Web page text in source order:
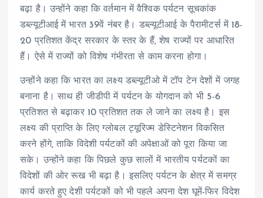
बढ़ा है। उन्होंने कहा कि वर्तमान में वैश्विक पर्यटन सूचकांक
डब्ल्यूटीआई में भारत 39वें नंबर है। डब्ल्यूटीआई के पैरामीटर्स में 18-
20 प्रतिशत केंद्र सरकार के स्तर के हैं, शेष राज्यों पर आधारित
हैं। ऐसे में राज्यों को विशेष गंभीरता से काम करना होगा।
उन्होंने कहा कि भारत का लक्ष्य डब्ल्यूटीओ में टॉप टेन देशों में जगह
बनाना है। साथ ही जीडीपी में पर्यटन के योगदान को भी 5-6
प्रतिशत से बढ़ाकर 10 प्रतिशत तक ले जाने का लक्ष्य है। इस
लक्ष्य की प्राप्ति के लिए ग्लोबल ट्यूरिज्म डेस्टिनेशन विकसित
करने होंगे, ताकि विदेशी पर्यटकों की अपेक्षाओं को पूरा किया जा
सके। उन्होंने कहा कि पिछले कुछ सालों में भारतीय पर्यटकों का
विदेशों की ओर रूख भी बढ़ा है। इसलिए पर्यटन के क्षेत्र में समग्र
कार्य करते हुए देशी पर्यटकों को भी पहले अपना देश घूमें-फिर विदेश